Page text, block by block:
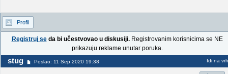
Profil
Registruj seda bi učestvovao u diskusiji.Registrovanim korisnicima se NE
prikazuju reklame unutar poruka.
stug Poslao: 11 Sep 2020 19:38 Idi na vrh